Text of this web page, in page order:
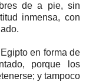
de a pie, sin
inmensa, con
en forma de
porque los
y tampoco